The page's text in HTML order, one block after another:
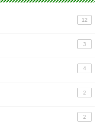
12
3
4
2
2